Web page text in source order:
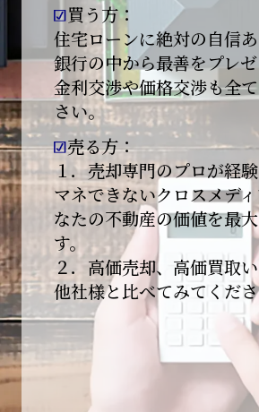
2026-01-09
【新年あけましておめでとうござ
本日より始業いたしました。
昨年は多くのご縁とご支援をいた
感謝申し上げます。
本年も地域に根ざし、誠実な仕事
参ります。
引き続きどうぞよろしくお願いい
2025-12-20
【年末年始休業のお知らせ】
平素は格別のご愛顧を賜り、誠に
下記期間を年末年始休業とさせ
買う方：
住宅ローンに絶対の自信
銀行の中から最善をプレゼ
金利交渉や価格交渉も全
さい。
売る方：
１．売却専門のプロが経
マネできないクロスメデ
なたの不動産の価値を最
す。
２．高価売却、高価買取い
他社様と比べてみてくださ